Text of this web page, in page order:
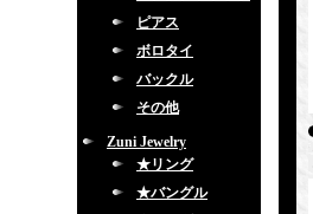
ピアス
ボロタイ
バックル
その他
Zuni Jewelry
★リング
★バングル